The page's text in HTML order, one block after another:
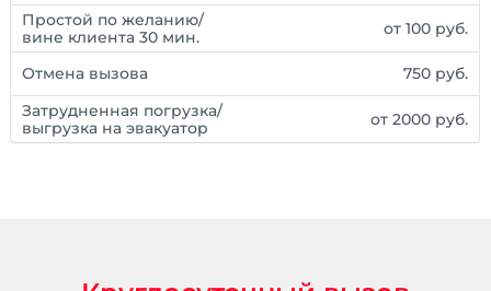
Простой по желанию/
вине клиента 30 мин.
от 100 руб.
Отмена вызова 750 руб.
Затрудненная погрузка/
выгрузка на эвакуатор
от 2000 руб.